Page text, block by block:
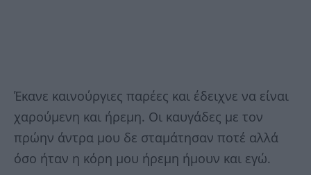
Έκανε καινούργιες παρέες και έδειχνε να είναι
χαρούμενη και ήρεμη. Οι καυγάδες με τον
πρώην άντρα μου δε σταμάτησαν ποτέ αλλά
όσο ήταν η κόρη μου ήρεμη ήμουν και εγώ.